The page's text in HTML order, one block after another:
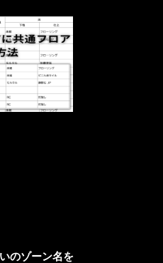
のゾーン名を